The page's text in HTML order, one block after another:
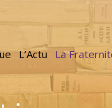
L’Actu La